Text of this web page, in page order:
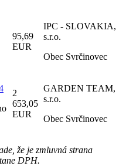
95,69
EUR
IPC - SLOVAKIA,
s.r.o.
Obec Svrčinovec
2
653,05
EUR
GARDEN TEAM,
s.r.o.
Obec Svrčinovec
že je zmluvná strana
DPH.